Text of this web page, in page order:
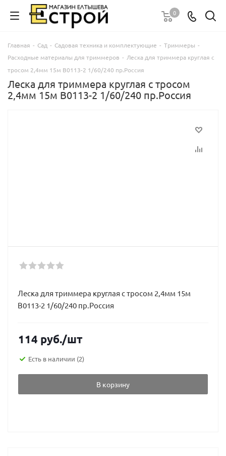
0
Главная - Сад - Садовая техника и комплектующие - Триммеры -
Расходные материалы для триммеров - Леска для триммера круглая с
тросом 2,4мм 15м В0113-2 1/60/240 пр.Россия
Леска для триммера круглая с тросом
2,4мм 15м В0113-2 1/60/240 пр.Россия
Леска для триммера круглая с тросом 2,4мм 15м
В0113-2 1/60/240 пр.Россия
114 руб./шт
Есть в наличии (2)
В корзину